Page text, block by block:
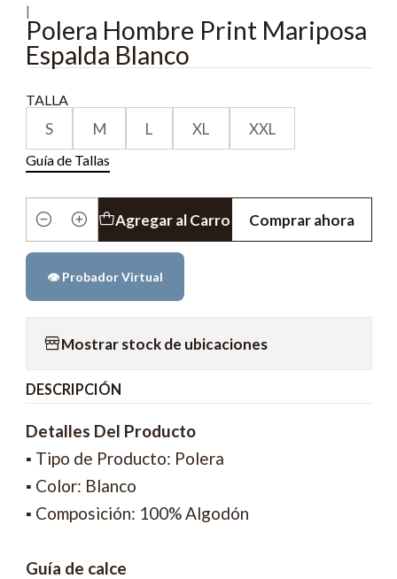
|
Polera Hombre Print Mariposa
Espalda Blanco
TALLA
S M L XL XXL
Guía de Tallas
Cantidad
Agregar al Carro Comprar ahora
👁️ Probador Virtual
Mostrar stock de ubicaciones
DESCRIPCIÓN
Detalles Del Producto
▪ Tipo de Producto: Polera
▪ Color: Blanco
▪ Composición: 100% Algodón
Guía de calce